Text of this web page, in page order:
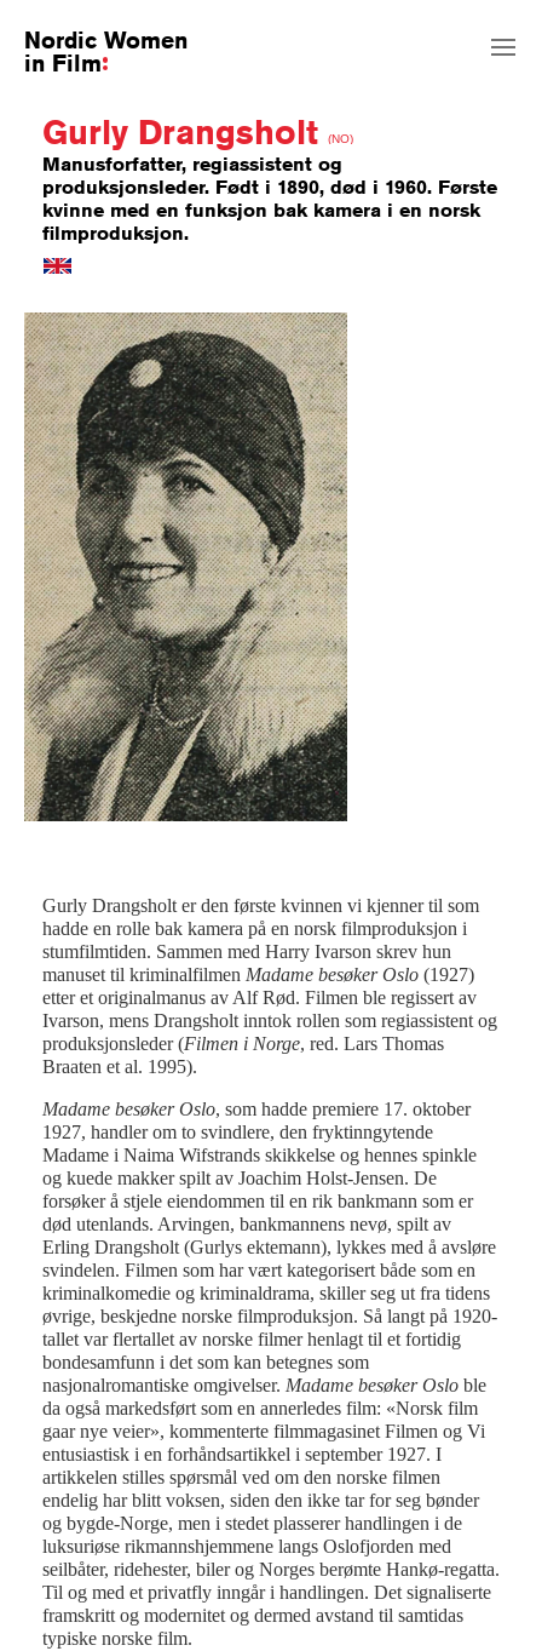
Nordic Women
in Film
Gurly Drangsholt (NO)
Manusforfatter, regiassistent og
produksjonsleder. Født i 1890, død i 1960. Første
kvinne med en funksjon bak kamera i en norsk
filmproduksjon.
Gurly Drangsholt er den første kvinnen vi kjenner til som
hadde en rolle bak kamera på en norsk filmproduksjon i
stumfilmtiden. Sammen med Harry Ivarson skrev hun
manuset til kriminalfilmen Madame besøker Oslo (1927)
etter et originalmanus av Alf Rød. Filmen ble regissert av
Ivarson, mens Drangsholt inntok rollen som regiassistent og
produksjonsleder (Filmen i Norge, red. Lars Thomas
Braaten et al. 1995).
Madame besøker Oslo, som hadde premiere 17. oktober
1927, handler om to svindlere, den fryktinngytende
Madame i Naima Wifstrands skikkelse og hennes spinkle
og kuede makker spilt av Joachim Holst-Jensen. De
forsøker å stjele eiendommen til en rik bankmann som er
død utenlands. Arvingen, bankmannens nevø, spilt av
Erling Drangsholt (Gurlys ektemann), lykkes med å avsløre
svindelen. Filmen som har vært kategorisert både som en
kriminalkomedie og kriminaldrama, skiller seg ut fra tidens
øvrige, beskjedne norske filmproduksjon. Så langt på 1920-
tallet var flertallet av norske filmer henlagt til et fortidig
bondesamfunn i det som kan betegnes som
nasjonalromantiske omgivelser. Madame besøker Oslo ble
da også markedsført som en annerledes film: «Norsk film
gaar nye veier», kommenterte filmmagasinet Filmen og Vi
entusiastisk i en forhåndsartikkel i september 1927. I
artikkelen stilles spørsmål ved om den norske filmen
endelig har blitt voksen, siden den ikke tar for seg bønder
og bygde-Norge, men i stedet plasserer handlingen i de
luksuriøse rikmannshjemmene langs Oslofjorden med
seilbåter, ridehester, biler og Norges berømte Hankø-regatta.
Til og med et privatfly inngår i handlingen. Det signaliserte
framskritt og modernitet og dermed avstand til samtidas
typiske norske film.